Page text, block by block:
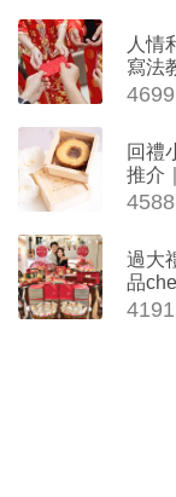
人情
寫法
回禮
推介
妹禮
過大
品
吉祥